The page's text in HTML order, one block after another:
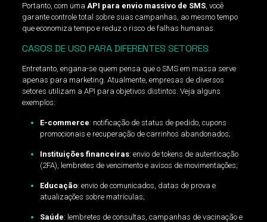
Portanto, com uma API para envio massivo de SMS, você
garante controle total sobre suas campanhas, ao mesmo tempo
que economiza tempo e reduz o risco de falhas humanas.
CASOS DE USO PARA DIFERENTES SETORES
Entretanto, engana-se quem pensa que o SMS em massa serve
apenas para marketing. Atualmente, empresas de diversos
setores utilizam a API para objetivos distintos. Veja alguns
exemplos:
E-commerce: notificação de status de pedido, cupons
promocionais e recuperação de carrinhos abandonados;
Instituições financeiras: envio de tokens de autenticação
(2FA), lembretes de vencimento e avisos de movimentações;
Educação: envio de comunicados, datas de prova e
atualizações sobre matrículas;
Saúde: lembretes de consultas, campanhas de vacinação e